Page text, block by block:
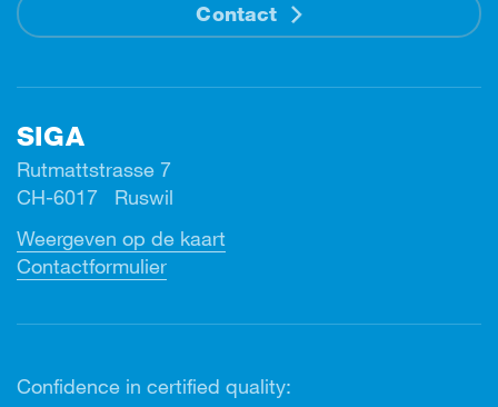
Contact
SIGA
Rutmattstrasse 7
CH-6017 Ruswil
Weergeven op de kaart
Contactformulier
Confidence in certified quality: